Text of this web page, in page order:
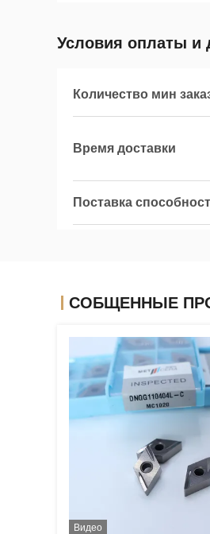
Условия оплаты и
Количество мин
Время доставки
Поставка
Видео